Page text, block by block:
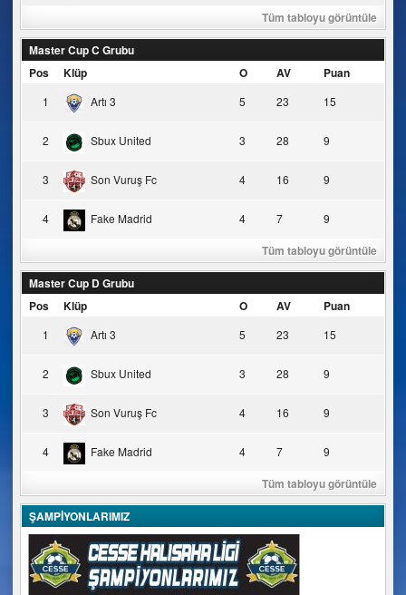
Tüm tabloyu görüntüle
Master Cup C Grubu
Pos
Klüp O AV Puan
1 Artı 3 5 23 15
2 Sbux United 3 28 9
3 Son Vuruş Fc 4 16 9
4 Fake Madrid 4 7 9
Tüm tabloyu görüntüle
Master Cup D Grubu
Pos
Klüp O AV Puan
1 Artı 3 5 23 15
2 Sbux United 3 28 9
3 Son Vuruş Fc 4 16 9
4 Fake Madrid 4 7 9
Tüm tabloyu görüntüle
ŞAMPİYONLARIMIZ